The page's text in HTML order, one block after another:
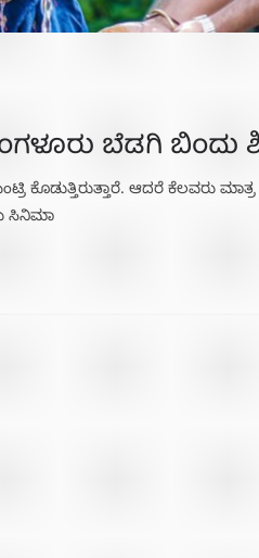
ಬೆಡಗಿ
ಕೊಡುತ್ತಿರುತ್ತಾರೆ. ಆದರೆ ಕೆಲವರು ಮಾತ್ರ
ಸಿನಿಮಾ